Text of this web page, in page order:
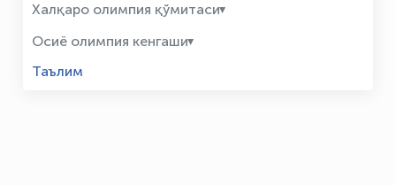
Халқаро олимпия қўмитаси
Осиё олимпия кенгаши
Таълим